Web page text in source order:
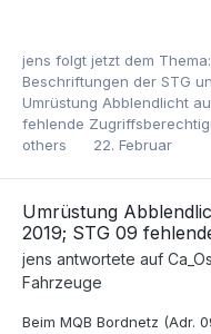
jens folgt jetzt dem Thema:
Beschriftungen der STG
Umrüstung Abblendlicht
fehlende
others
22. Februar
Umrüstung
2019; STG 09
jens antwortete auf Ca_Os
Fahrzeuge
Beim MQB Bordnetz (Adr.